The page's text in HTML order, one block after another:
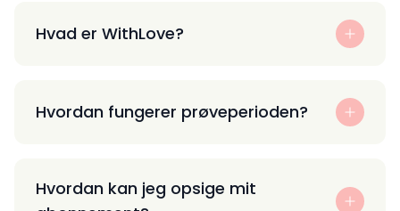
Hvad er WithLove?
Hvordan fungerer prøveperioden?
Hvordan kan jeg opsige mit